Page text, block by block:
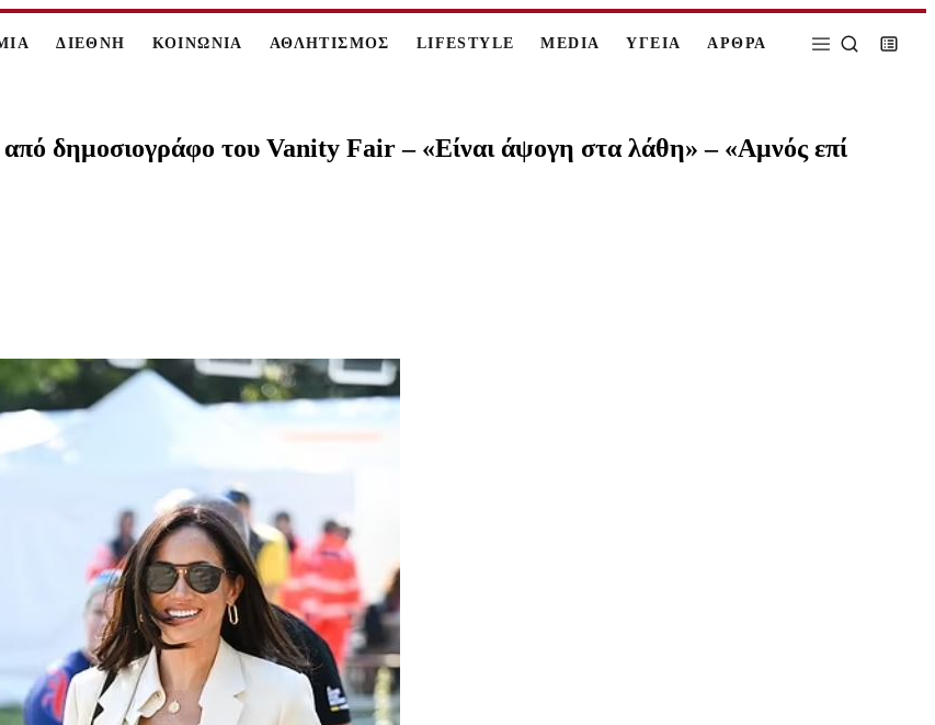
ΔΙΕΘΝΗ ΚΟΙΝΩΝΙΑ ΑΘΛΗΤΙΣΜΟΣ LIFESTYLE MEDIA ΥΓΕΙΑ ΑΡΘΡΑ
από δημοσιογράφο του Vanity Fair – «Είναι άψογη στα λάθη» – «Αμνός επί